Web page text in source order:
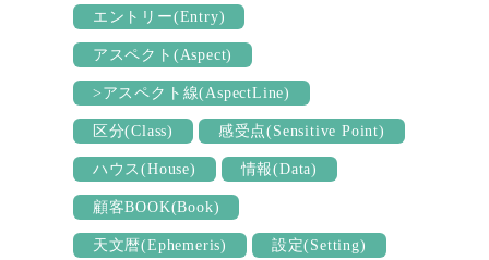
ok r
es
t
bl
r
エントリー(Entry)
アスペクト(Aspect)
>アスペクト線(AspectLine)
区分(Class) 感受点(Sensitive Point)
ハウス(House) 情報(Data)
顧客BOOK(Book)
天文暦(Ephemeris) 設定(Setting)